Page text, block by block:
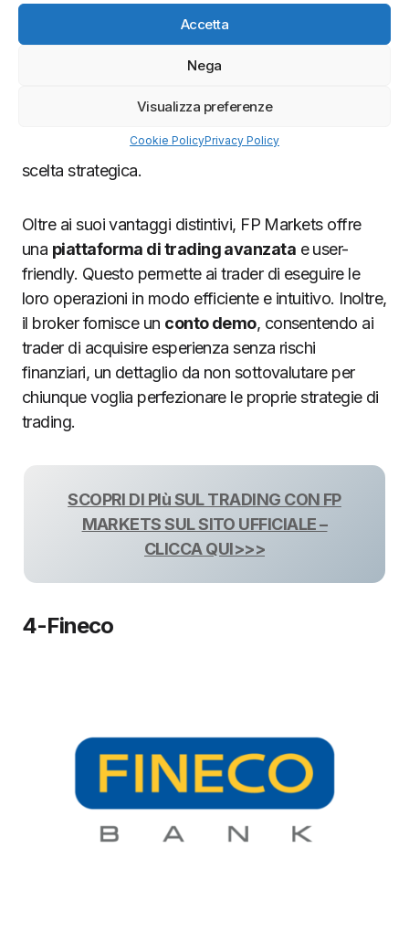
Accetta
Nega
Visualizza preferenze
Cookie PolicyPrivacy Policy
notevolmente ridotti rispetto a molti altri broker nel
settore. Questo si traduce in un vantaggio tangibile
per i trader, consentendo loro di minimizzare i costi
o sono alla ricerca di costi di
trading minimi, FP Markets si presenta come una
scelta strategica.
Oltre ai suoi vantaggi distintivi, FP Markets offre
una piattaforma di trading avanzata e user-
friendly. Questo permette ai trader di eseguire le
loro operazioni in modo efficiente e intuitivo. Inoltre,
il broker fornisce un conto demo, consentendo ai
trader di acquisire esperienza senza rischi
finanziari, un dettaglio da non sottovalutare per
chiunque voglia perfezionare le proprie strategie di
trading.
SCOPRI DI PIù SUL TRADING CON FP
MARKETS SUL SITO UFFICIALE –
CLICCA QUI>>>
4-Fineco